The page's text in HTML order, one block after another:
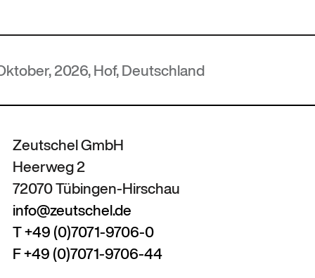
Hof, Deutschland
Zeutschel GmbH
Heerweg 2
72070 Tübingen-Hirschau
info@zeutschel.de
T +49 (0)7071-9706-0
F +49 (0)7071-9706-44